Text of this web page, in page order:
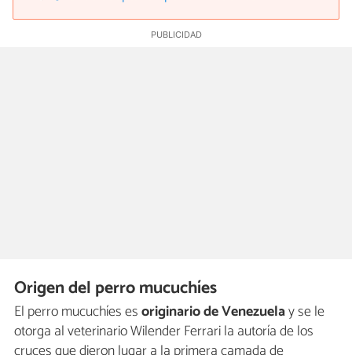
Origen del perro mucuchíes
El perro mucuchíes esoriginario de Venezuelay se le
otorga al veterinario Wilender Ferrari la autoría de los